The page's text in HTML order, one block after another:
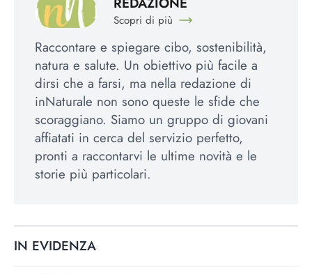
Scopri di più
Raccontare e spiegare cibo, sostenibilità,
natura e salute. Un obiettivo più facile a
dirsi che a farsi, ma nella redazione di
inNaturale non sono queste le sfide che
scoraggiano. Siamo un gruppo di giovani
affiatati in cerca del servizio perfetto,
pronti a raccontarvi le ultime novità e le
storie più particolari.
IN EVIDENZA